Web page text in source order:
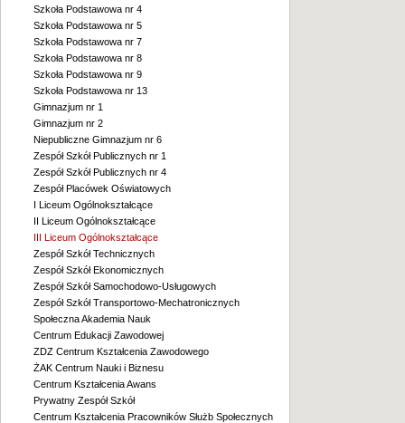
Szkoła Podstawowa nr 4
Szkoła Podstawowa nr 5
Szkoła Podstawowa nr 7
Szkoła Podstawowa nr 8
Szkoła Podstawowa nr 9
Szkoła Podstawowa nr 13
Gimnazjum nr 1
Gimnazjum nr 2
Niepubliczne Gimnazjum nr 6
Zespół Szkół Publicznych nr 1
Zespół Szkół Publicznych nr 4
Zespół Placówek Oświatowych
I Liceum Ogólnokształcące
II Liceum Ogólnokształcące
III Liceum Ogólnokształcące
Zespół Szkół Technicznych
Zespół Szkół Ekonomicznych
Zespół Szkół Samochodowo-Usługowych
Zespół Szkół Transportowo-Mechatronicznych
Społeczna Akademia Nauk
Centrum Edukacji Zawodowej
ZDZ Centrum Kształcenia Zawodowego
ŻAK Centrum Nauki i Biznesu
Centrum Kształcenia Awans
Prywatny Zespół Szkół
Centrum Kształcenia Pracowników Służb Społecznych